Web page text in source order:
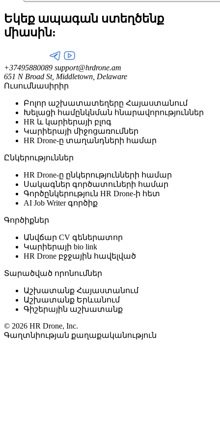
Եկեք ապագան ստեղծենք
միասին:
+37495880089 support@hrdrone.am
651 N Broad St, Middletown, Delaware
Ուսումնասիրիր
Բոլոր աշխատատեղերը Հայաստանում
Խելացի համընկնման հնարավորություններ
HR և կարիերայի բլոգ
Կարիերայի միջոցառումներ
HR Drone-ը տաղանդների համար
Ընկերություններ
HR Drone-ը ընկերությունների համար
Սակագներ գործատուների համար
Գործընկերություն HR Drone-ի հետ
AI Job Writer գործիք
Գործիքներ
Անվճար CV գեներատոր
Կարիերայի bio link
HR Drone բջջային հավելված
Տարածված որոնումներ
Աշխատանք Հայաստանում
Աշխատանք Երևանում
Գիշերային աշխատանք
© 2026 HR Drone, Inc.
Գաղտնիության քաղաքականություն